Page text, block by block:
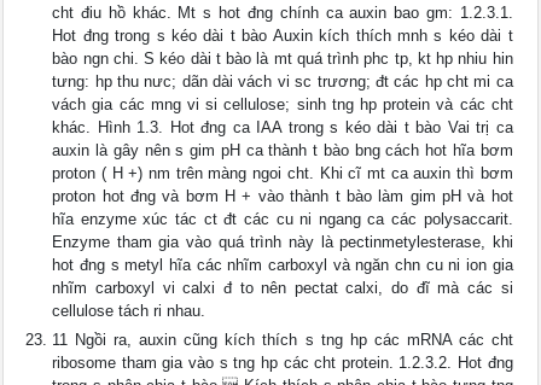
cht điu hồ khác. Mt s hot đng chính ca auxin bao gm: 1.2.3.1.
Hot đng trong s kéo dài t bào Auxin kích thích mnh s kéo dài t
bào ngn chi. S kéo dài t bào là mt quá trình phc tp, kt hp nhiu hin
tưng: hp thu nưc; dãn dài vách vi sc trương; đt các hp cht mi ca
vách gia các mng vi si cellulose; sinh tng hp protein và các cht
khác. Hình 1.3. Hot đng ca IAA trong s kéo dài t bào Vai trị ca
auxin là gây nên s gim pH ca thành t bào bng cách hot hĩa bơm
proton ( H +) nm trên màng ngoi cht. Khi cĩ mt ca auxin thì bơm
proton hot đng và bơm H + vào thành t bào làm gim pH và hot
hĩa enzyme xúc tác ct đt các cu ni ngang ca các polysaccarit.
Enzyme tham gia vào quá trình này là pectinmetylesterase, khi
hot đng s metyl hĩa các nhĩm carboxyl và ngăn chn cu ni ion gia
nhĩm carboxyl vi calxi đ to nên pectat calxi, do đĩ mà các si
cellulose tách ri nhau.
11 Ngồi ra, auxin cũng kích thích s tng hp các mRNA các cht
ribosome tham gia vào s tng hp các cht protein. 1.2.3.2. Hot đng